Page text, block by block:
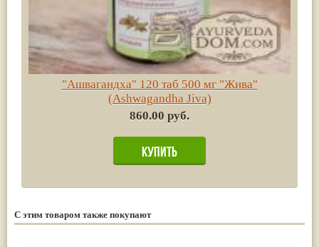
"Ашвагандха" 120 таб 500 мг "Жива"
(Ashwagandha Jiva)
860.00 руб.
С этим товаром также покупают